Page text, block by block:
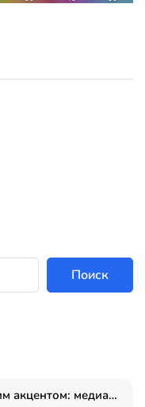
Поиск
Коммуникации с древнегреческим акцентом: медиаменеджер и журналист Владимир Дергачев запустил коммуникационное агентство «Сократ 2.0»